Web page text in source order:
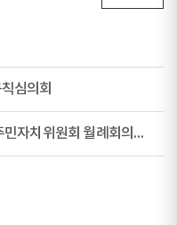
심의회
2025년 10월 동화동 주민자치위원회 월례회의 회의록